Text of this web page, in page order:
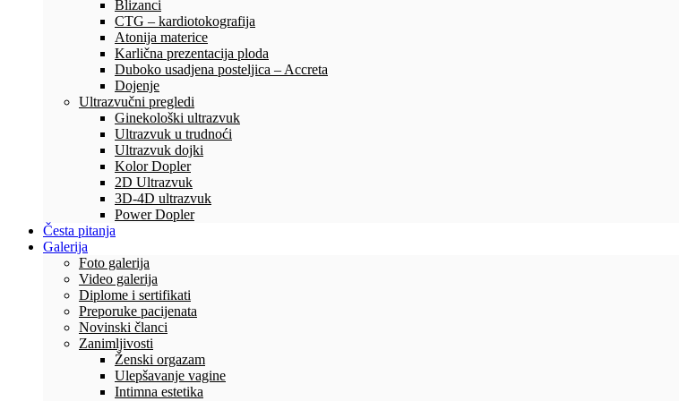
Blizanci
CTG – kardiotokografija
Atonija materice
Karlična prezentacija ploda
Duboko usadjena posteljica – Accreta
Dojenje
Ultrazvučni pregledi
Ginekološki ultrazvuk
Ultrazvuk u trudnoći
Ultrazvuk dojki
Kolor Dopler
2D Ultrazvuk
3D-4D ultrazvuk
Power Dopler
Česta pitanja
Galerija
Foto galerija
Video galerija
Diplome i sertifikati
Preporuke pacijenata
Novinski članci
Zanimljivosti
Ženski orgazam
Ulepšavanje vagine
Intimna estetika